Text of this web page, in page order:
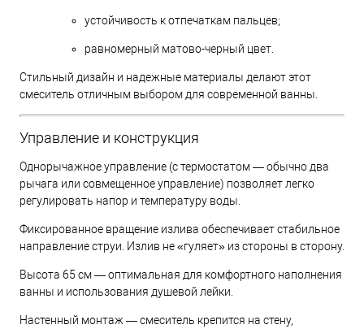
устойчивость к отпечаткам пальцев;
равномерный матово-черный цвет.
Стильный дизайн и надежные материалы делают этот
смеситель отличным выбором для современной ванны.
Управление и конструкция
Однорычажное управление (с термостатом — обычно два
рычага или совмещенное управление) позволяет легко
регулировать напор и температуру воды.
Фиксированное вращение излива обеспечивает стабильное
направление струи. Излив не «гуляет» из стороны в сторону.
Высота 65 см — оптимальная для комфортного наполнения
ванны и использования душевой лейки.
Настенный монтаж — смеситель крепится на стену,